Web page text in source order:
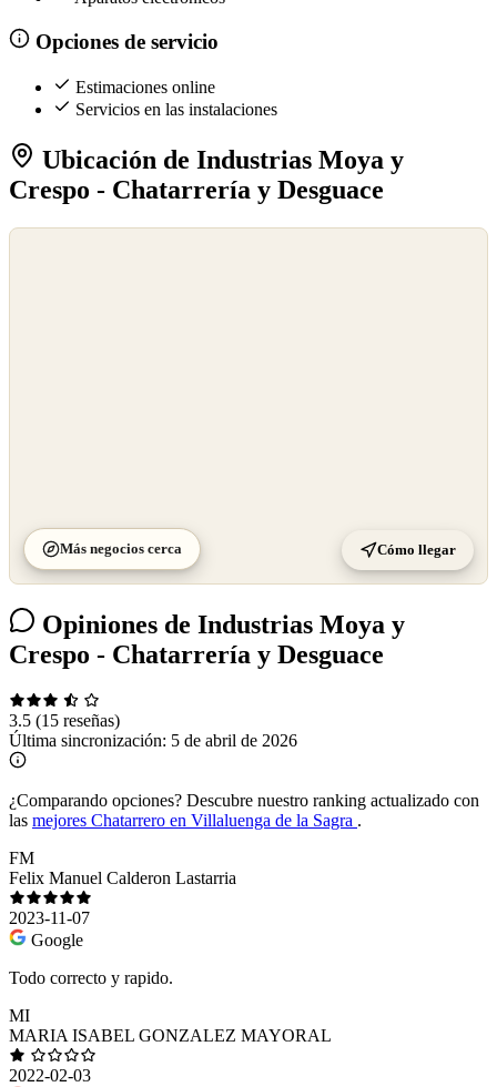
Opciones de servicio
Estimaciones online
Servicios en las instalaciones
Ubicación de Industrias Moya y
Crespo - Chatarrería y Desguace
Más negocios cerca Cómo llegar
Opiniones de Industrias Moya y
Crespo - Chatarrería y Desguace
3.5 (15 reseñas)
Última sincronización: 5 de abril de 2026
¿Comparando opciones? Descubre nuestro ranking actualizado con
las mejores Chatarrero en Villaluenga de la Sagra .
FM
Felix Manuel Calderon Lastarria
2023-11-07
Google
Todo correcto y rapido.
MI
MARIA ISABEL GONZALEZ MAYORAL
2022-02-03